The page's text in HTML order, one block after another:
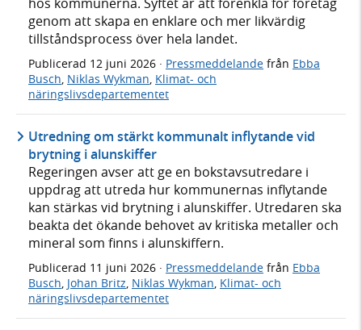
genom att skapa en enklare och mer likvärdig
tillståndsprocess över hela landet.
Publicerad 12 juni 2026 · Pressmeddelande från Ebba
Busch, Niklas Wykman, Klimat- och
näringslivsdepartementet
Utredning om stärkt kommunalt inflytande vid
brytning i alunskiffer
Regeringen avser att ge en bokstavsutredare i
uppdrag att utreda hur kommunernas inflytande
kan stärkas vid brytning i alunskiffer. Utredaren ska
beakta det ökande behovet av kritiska metaller och
mineral som finns i alunskiffern.
Publicerad 11 juni 2026 · Pressmeddelande från Ebba
Busch, Johan Britz, Niklas Wykman, Klimat- och
näringslivsdepartementet